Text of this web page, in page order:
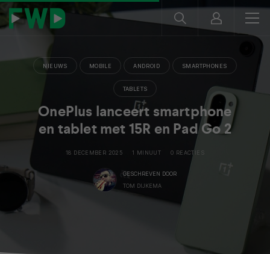
NIEUWS MOBILE ANDROID SMARTPHONES
TABLETS
OnePlus lanceert smartphone
en tablet met 15R en Pad Go 2
18 DECEMBER 2025 1 MINUUT 0 REACTIES
GESCHREVEN DOOR
TOM DIJKEMA